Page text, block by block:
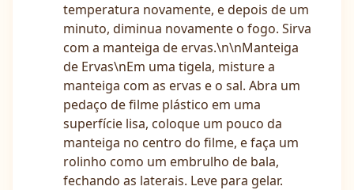
temperatura novamente, e depois de um
minuto, diminua novamente o fogo. Sirva
com a manteiga de ervas.\n\nManteiga
de Ervas\nEm uma tigela, misture a
manteiga com as ervas e o sal. Abra um
pedaço de filme plástico em uma
superfície lisa, coloque um pouco da
manteiga no centro do filme, e faça um
rolinho como um embrulho de bala,
fechando as laterais. Leve para gelar.